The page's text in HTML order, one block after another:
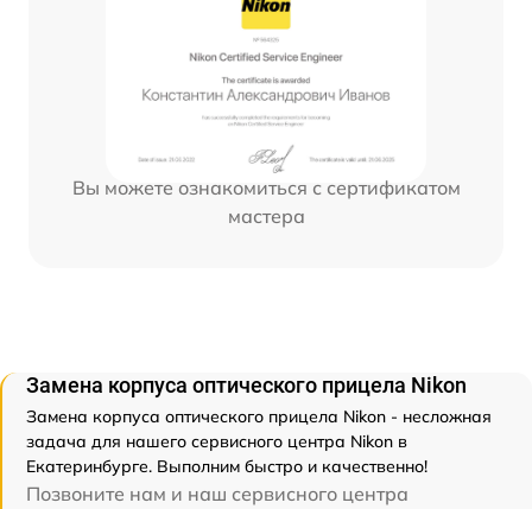
Вы можете ознакомиться с сертификатом
мастера
Замена корпуса оптического прицела Nikon
Замена корпуса оптического прицела Nikon - несложная
задача для нашего сервисного центра Nikon в
Екатеринбурге. Выполним быстро и качественно!
Позвоните нам и наш сервисного центра